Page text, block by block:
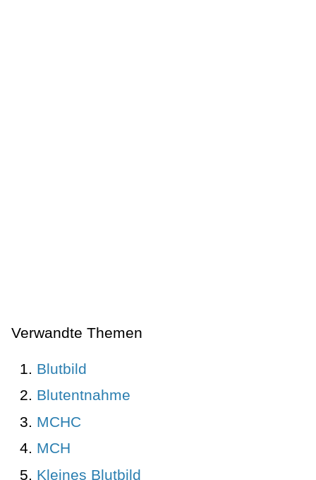
Verwandte Themen
Blutbild
Blutentnahme
MCHC
MCH
Kleines Blutbild